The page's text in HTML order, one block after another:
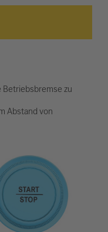
Betriebsbremse zu
Abstand von